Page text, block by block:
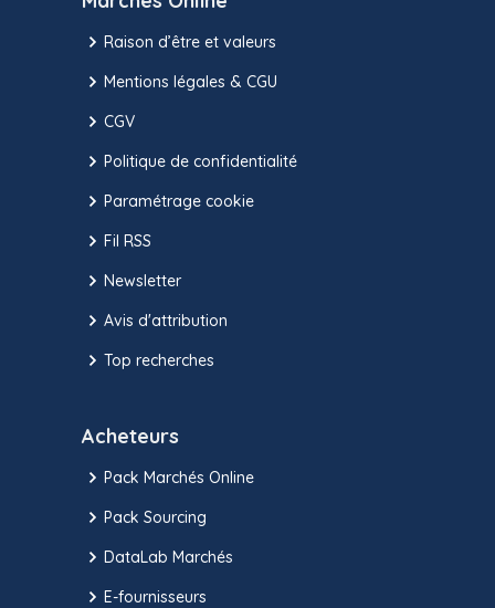
Raison d’être et valeurs
Mentions légales & CGU
CGV
Politique de confidentialité
Paramétrage cookie
Fil RSS
Newsletter
Avis d'attribution
Top recherches
Acheteurs
Pack Marchés Online
Pack Sourcing
DataLab Marchés
E-fournisseurs